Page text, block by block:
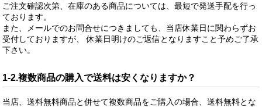
ご注文確認次第、在庫のある商品については、最短で発送手配を行っ
ております。
また、メールでのお問合せにつきましても、当店休業日に関わらずお
受付しておりますが、 休業日明けのご返信となりますこと予めご了承
下さい。
1-2.複数商品の購入で送料は安くなりますか？
当店、送料無料商品と併せて複数商品をご購入の場合、送料無料とな